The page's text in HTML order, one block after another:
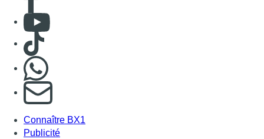
Consulter Youtube
Consulter TikTok
S'abonner à notre newsletter
Connaître BX1
Publicité